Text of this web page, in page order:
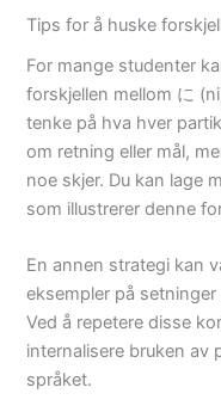
Tips for å huske
For mange studenter
forskjellen mellom に
tenke på hva hver
om retning eller mål,
noe skjer. Du kan lage
som illustrerer denne
En annen strategi kan
eksempler på
Ved å repetere disse
internalisere bruken av
språket.